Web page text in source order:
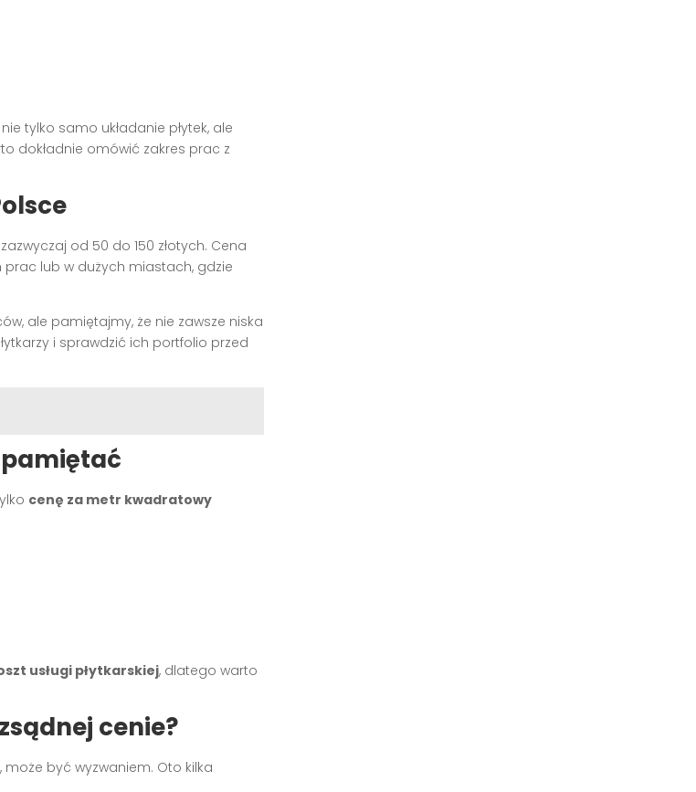
tylko samo układanie płytek, ale
dokładnie omówić zakres prac z
od 50 do 150 złotych. Cena
lub w dużych miastach, gdzie
ale pamiętajmy, że nie zawsze niska
i sprawdzić ich portfolio przed
cenę za metr kwadratowy
usługi płytkarskiej, dlatego warto
cenie?
być wyzwaniem. Oto kilka